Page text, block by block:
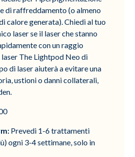
di raffreddamento (o almeno
calore generata). Chiedi al tuo
laser se il laser che stanno
con un raggio
The Lightpod Neo di
di laser aiuterà a evitare una
ustioni o danni collaterali,
Prevedi 1-6 trattamenti
ogni 3-4 settimane, solo in